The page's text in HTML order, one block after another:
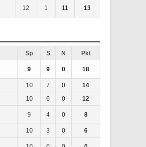
12 1 11 13
Sp S N Pkt
9 9 0 18
10 7 0
14
10 6 0 12
9 4 0 8
10 3 0 6